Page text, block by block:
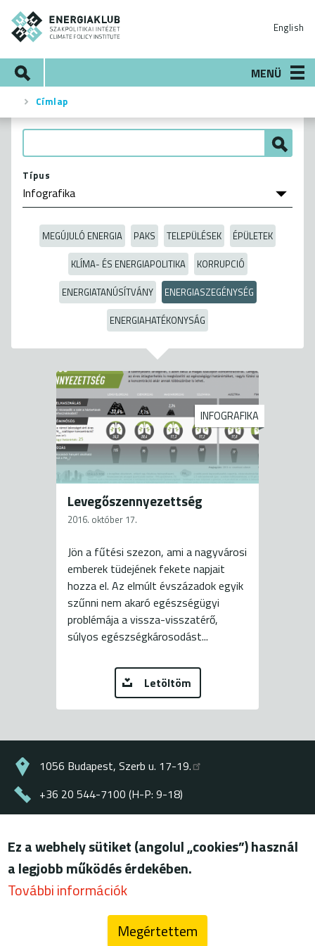
Ugrás
tartalomra
English
MENÜ
Morzsa
Címlap
Típus
MEGÚJULÓ ENERGIA PAKS TELEPÜLÉSEK
ÉPÜLETEK
KLÍMA- ÉS ENERGIAPOLITIKA
KORRUPCIÓ
ENERGIATANÚSÍTVÁNY
ENERGIASZEGÉNYSÉG
ENERGIAHATÉKONYSÁG
INFOGRAFIKA
Levegőszennyezettség
2016. október 17.
Jön a fűtési szezon, ami a nagyvárosi
emberek tüdejének fekete napjait
hozza el. Az elmúlt évszázadok egyik
szűnni nem akaró egészségügyi
problémája a vissza-visszatérő,
súlyos egészségkárosodást...
Letöltöm
1056 Budapest, Szerb u. 17-19.
+36 20 544-7100 (H-P: 9-18)
Lábléc
© ENERGIAKLUB - minden jog fenntartva
felhasználási feltételek
Ez a webhely sütiket (angolul „cookies”) használ
a legjobb működés érdekében.
További információk
Megértettem